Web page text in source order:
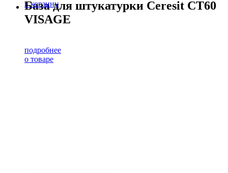
в корзину
База для штукатурки Ceresit CT60
VISAGE
подробнее
о товаре